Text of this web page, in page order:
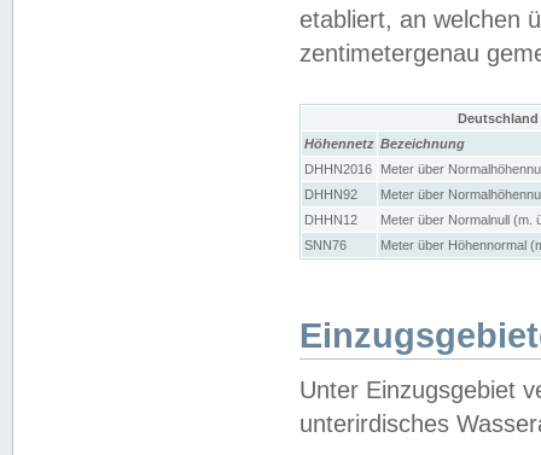
etabliert, an welchen
zentimetergenau
Höhennetz Bezeichnung
DHHN2016
Meter über
DHHN92
Meter über
DHHN12
Meter über Normalnull (m.
SNN76
Meter über Höhennormal
Unter Einzugsgebiet
unterirdisches